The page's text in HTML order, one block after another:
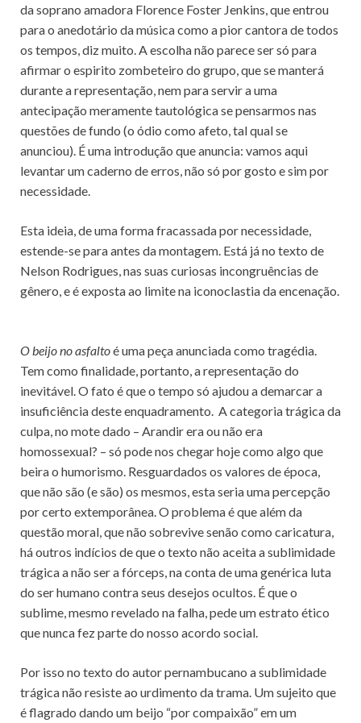
da soprano amadora Florence Foster Jenkins, que entrou
para o anedotário da música como a pior cantora de todos
os tempos, diz muito. A escolha não parece ser só para
afirmar o espirito zombeteiro do grupo, que se manterá
durante a representação, nem para servir a uma
antecipação meramente tautológica se pensarmos nas
questões de fundo (o ódio como afeto, tal qual se
anunciou). É uma introdução que anuncia: vamos aqui
levantar um caderno de erros, não só por gosto e sim por
necessidade.
Esta ideia, de uma forma fracassada por necessidade,
estende-se para antes da montagem. Está já no texto de
Nelson Rodrigues, nas suas curiosas incongruências de
gênero, e é exposta ao limite na iconoclastia da encenação.
O beijo no asfaltoé uma peça anunciada como tragédia.
Tem como finalidade, portanto, a representação do
inevitável. O fato é que o tempo só ajudou a demarcar a
insuficiência deste enquadramento. A categoria trágica da
culpa, no mote dado – Arandir era ou não era
homossexual? – só pode nos chegar hoje como algo que
beira o humorismo. Resguardados os valores de época,
que não são (e são) os mesmos, esta seria uma percepção
por certo extemporânea. O problema é que além da
questão moral, que não sobrevive senão como caricatura,
há outros indícios de que o texto não aceita a sublimidade
trágica a não ser a fórceps, na conta de uma genérica luta
do ser humano contra seus desejos ocultos. É que o
sublime, mesmo revelado na falha, pede um estrato ético
que nunca fez parte do nosso acordo social.
Por isso no texto do autor pernambucano a sublimidade
trágica não resiste ao urdimento da trama. Um sujeito que
é flagrado dando um beijo “por compaixão” em um